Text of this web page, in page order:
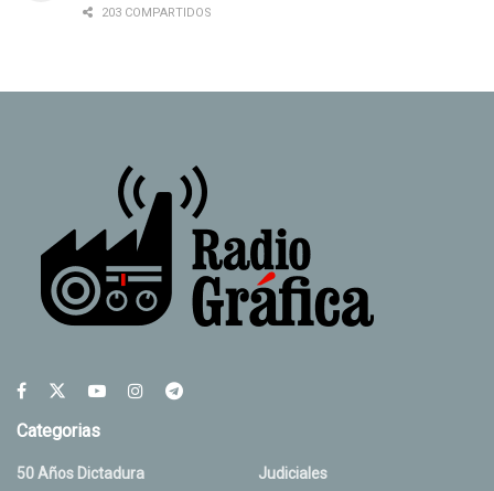
203 COMPARTIDOS
Categorias
50 Años Dictadura
Judiciales